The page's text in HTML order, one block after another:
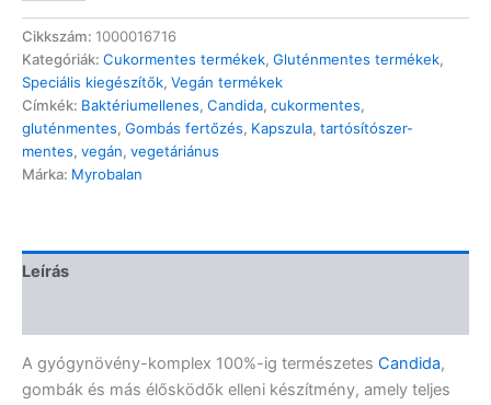
Cikkszám: 1000016716
Kategóriák: Cukormentes termékek, Gluténmentes termékek,
Speciális kiegészítők, Vegán termékek
Címkék: Baktériumellenes, Candida, cukormentes,
gluténmentes, Gombás fertőzés, Kapszula, tartósítószer-
mentes, vegán, vegetáriánus
Márka: Myrobalan
Leírás
A gyógynövény-komplex 100%-ig természetes Candida,
gombák és más élősködők elleni készítmény, amely teljes